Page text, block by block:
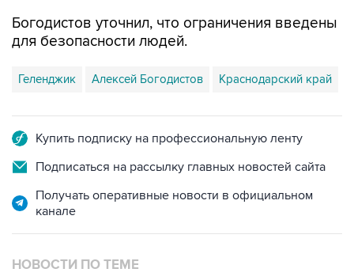
Богодистов уточнил, что ограничения введены
для безопасности людей.
Геленджик Алексей Богодистов Краснодарский край
Купить подписку на профессиональную ленту
Подписаться на рассылку главных новостей сайта
Получать оперативные новости в официальном
канале
НОВОСТИ ПО ТЕМЕ